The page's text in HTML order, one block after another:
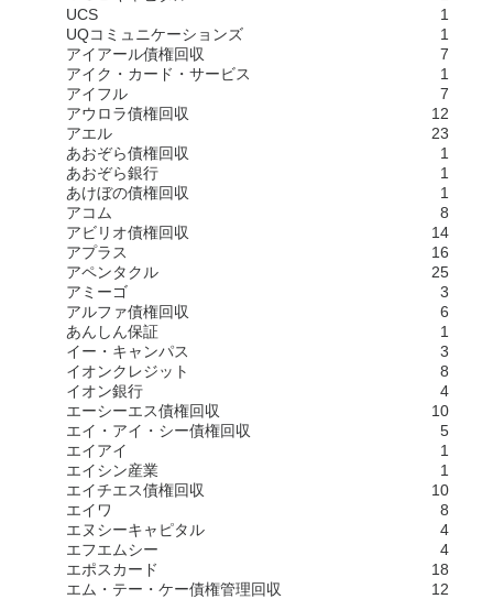
UCS
1
UQコミュニケーションズ
1
アイアール債権回収
7
アイク・カード・サービス
1
アイフル
7
アウロラ債権回収
12
アエル
23
あおぞら債権回収
1
あおぞら銀行
1
あけぼの債権回収
1
アコム
8
アビリオ債権回収
14
アプラス
16
アペンタクル
25
アミーゴ
3
アルファ債権回収
6
あんしん保証
1
イー・キャンパス
3
イオンクレジット
8
イオン銀行
4
エーシーエス債権回収
10
エイ・アイ・シー債権回収
5
エイアイ
1
エイシン産業
1
エイチエス債権回収
10
エイワ
8
エヌシーキャピタル
4
エフエムシー
4
エポスカード
18
エム・テー・ケー債権管理回収
12